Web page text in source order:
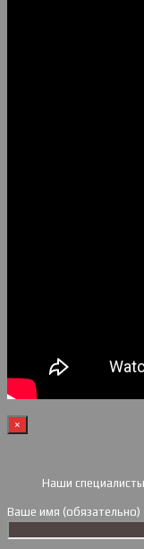
×
Наши
Ваше имя (обязательно)